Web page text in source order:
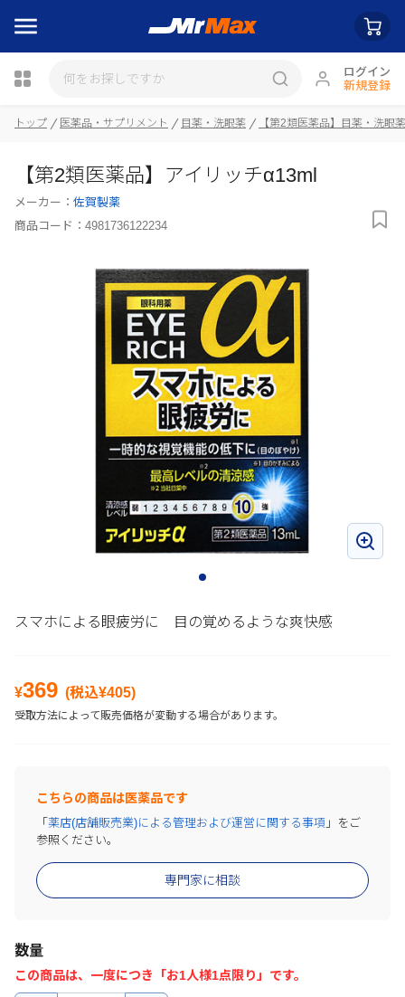
ログイン
新規登録
瓶詰
トップ 医薬品・サプリメント 目薬・洗眼薬 【第2類医薬品】目薬・洗眼薬
【第2類医薬品】アイリッチα13ml
メーカー： 佐賀製薬
商品コード： 4981736122234
スマホによる眼疲労に 目の覚めるような爽快感
¥369 (税込¥405)
受取方法によって販売価格が変動する場合があります。
こちらの商品は医薬品です
専門家に相談
「 薬店(店舗販売業)による管理および運営に関する事項 」をご
参照ください。
数量
この商品は、一度につき「お1人様1点限り」です。